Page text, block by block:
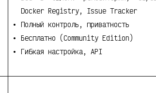
Docker Registry, Issue Tracker
Полный контроль, приватность
Бесплатно (Community Edition)
Гибкая настройка, API